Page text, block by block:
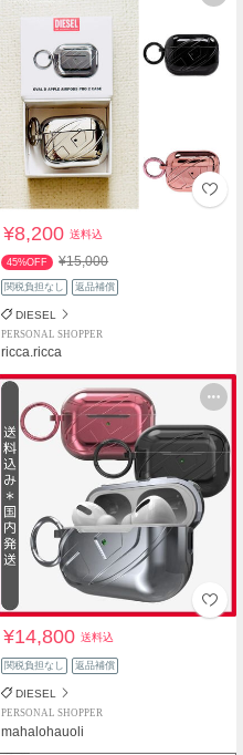
¥8,200送料込
45%OFF ¥15,000
関税負担なし 返品補償
DIESEL
PERSONAL SHOPPER
ricca.ricca
¥14,800送料込
関税負担なし 返品補償
DIESEL
PERSONAL SHOPPER
mahalohauoli